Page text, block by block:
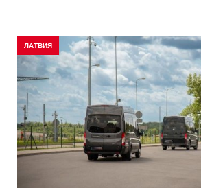
ЛАТВИЯ